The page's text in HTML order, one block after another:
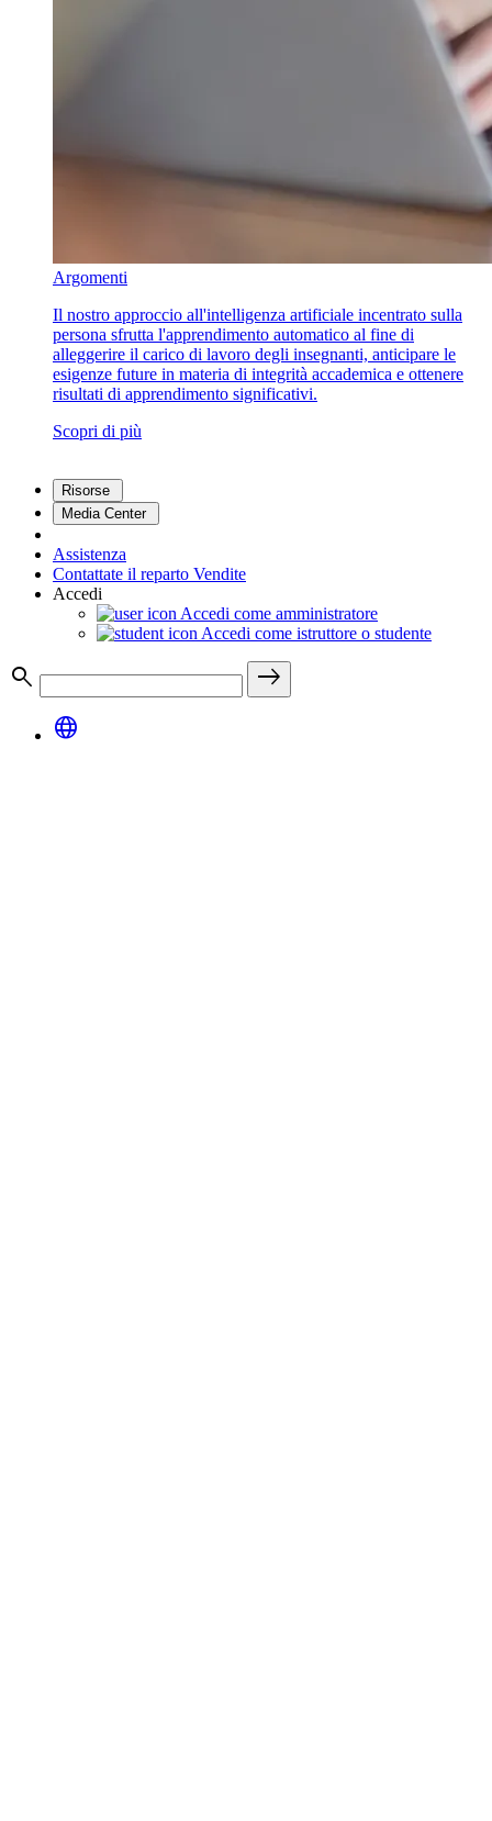
Argomenti
Il nostro approccio all'intelligenza artificiale incentrato sulla
persona sfrutta l'apprendimento automatico al fine di
alleggerire il carico di lavoro degli insegnanti, anticipare le
esigenze future in materia di integrità accademica e ottenere
risultati di apprendimento significativi.
Scopri di più
Risorse
Media Center
Assistenza
Contattate il reparto Vendite
Accedi
Accedi come amministratore
Accedi come istruttore o studente
search
east
language